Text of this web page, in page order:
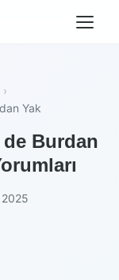
›
Yak
Burdan